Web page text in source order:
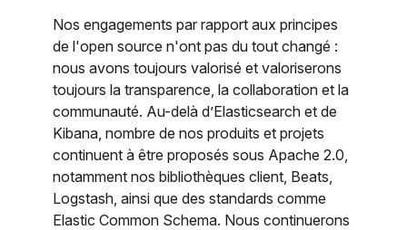
Nos engagements par rapport aux principes
de l'open source n'ont pas du tout changé :
nous avons toujours valorisé et valoriserons
toujours la transparence, la collaboration et la
communauté. Au-delà d’Elasticsearch et de
Kibana, nombre de nos produits et projets
continuent à être proposés sous Apache 2.0,
notamment nos bibliothèques client, Beats,
Logstash, ainsi que des standards comme
Elastic Common Schema. Nous continuerons